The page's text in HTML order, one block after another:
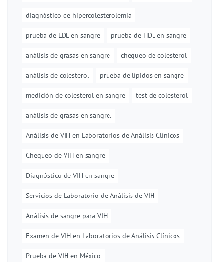
diagnóstico de hipercolesterolemia
prueba de LDL en sangre prueba de HDL en sangre
análisis de grasas en sangre chequeo de colesterol
análisis de colesterol prueba de lípidos en sangre
medición de colesterol en sangre test de colesterol
análisis de grasas en sangre.
Análisis de VIH en Laboratorios de Análisis Clínicos
Chequeo de VIH en sangre
Diagnóstico de VIH en sangre
Servicios de Laboratorio de Análisis de VIH
Análisis de sangre para VIH
Examen de VIH en Laboratorios de Análisis Clínicos
Prueba de VIH en México